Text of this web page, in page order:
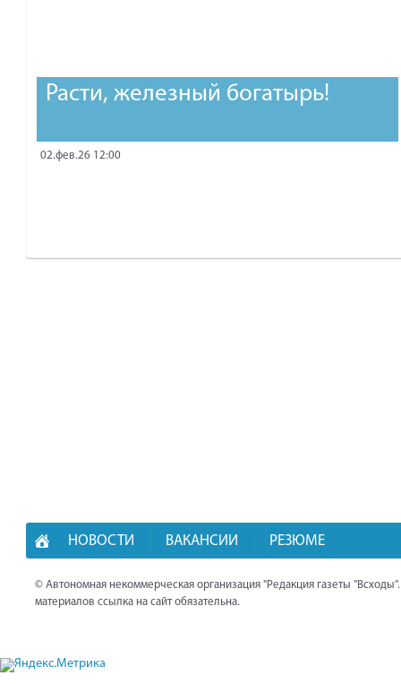
Расти, железный богатырь!
02.фев.26 12:00
НОВОСТИ ВАКАНСИИ РЕЗЮМЕ
© Автономная некоммерческая организация "Редакция газеты
материалов ссылка на сайт обязательна.